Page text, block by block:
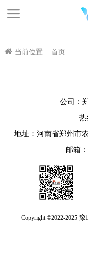
当前位置 : 首页
公司：
地址：河南省郑州市
邮箱
Copyright ©2022-2025 豫